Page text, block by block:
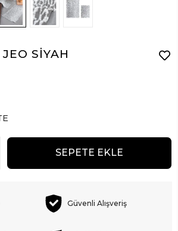
SİYAH
SEPETE EKLE
Güvenli Alışveriş